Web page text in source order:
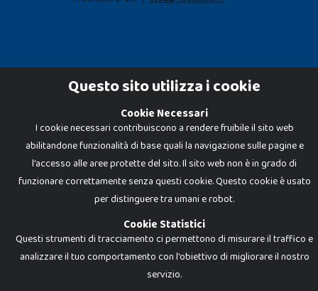
Dadi e Mattoncini è un brand di Giocabene Srl. Ogni riproduzione o utilizzo non
espressamente autorizzato è severamente vietato. Tutti i loghi, marchi,
brand elencati nel presente shop sono di proprietà dei rispettivi titolari.
I prezzi e le promozioni pubblicate potrebbero differire da quanto esposto in
negozio.
Giocabene Srl - via della Posta 8, 20123 Milano (MI)
P.IVA 02608090425 - REA AN201199 - C.S. 10.000 i.v.
Questo sito utilizza i cookie
Cookie Necessari
I cookie necessari contribuiscono a rendere fruibile il sito web
abilitandone funzionalità di base quali la navigazione sulle pagine e
l'accesso alle aree protette del sito. Il sito web non è in grado di
funzionare correttamente senza questi cookie. Questo cookie è usato
per distinguere tra umani e robot.
Cookie Statistici
Questi strumenti di tracciamento ci permettono di misurare il traffico e
analizzare il tuo comportamento con l'obiettivo di migliorare il nostro
servizio.